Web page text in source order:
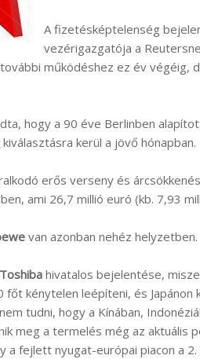
A fizetésképtelenség
vezérigazgatója a
működéshez ez év végéig,
hogy a 90 éve Berlinben
kerül a jövő hónapban.
erős verseny és
ami 26,7 millió euró (kb. 7,93
van azonban nehéz helyzetben.
Toshiba hivatalos bejelentése,
főt kénytelen leépíteni, és
tudni, hogy a Kínában,
meg a termelés még az aktuális
a fejlett nyugat-európai piacon a